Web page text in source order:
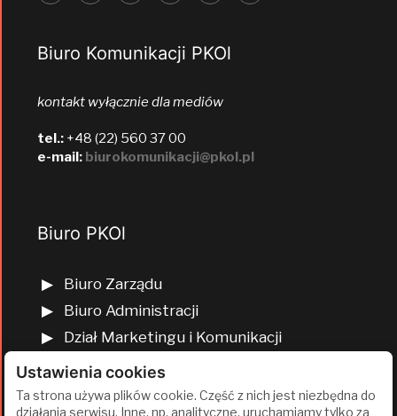
Biuro Komunikacji PKOl
kontakt wyłącznie dla mediów
tel.: +48 (22) 560 37 00
e-mail: biurokomunikacji@pkol.pl
Biuro PKOl
Biuro Zarządu
Biuro Administracji
Dział Marketingu i Komunikacji
Dział Edukacji Olimpijskiej
Dział Finansów i Kadr
Ustawienia cookies
Ta strona używa plików cookie. Część z nich jest niezbędna do
działania serwisu. Inne, np. analityczne, uruchamiamy tylko za